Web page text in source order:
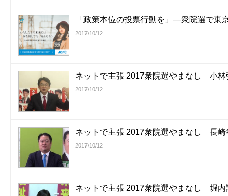
「政策本位の投票行動を」―衆院選で東
2017/10/12
ネットで主張 2017衆院選やまなし 小林
2017/10/12
ネットで主張 2017衆院選やまなし 長崎
2017/10/12
ネットで主張 2017衆院選やまなし 堀内